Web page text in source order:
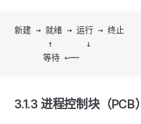
新建 → 就绪 → 运行 → 终止
       ↑       ↓
      等待 ←──
3.1.3 进程控制块（PCB）